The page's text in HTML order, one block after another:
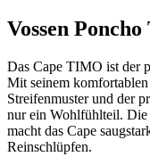
Vossen
Das Cape TIMO ist der
Mit seinem
Streifenmuster und der
nur ein Wohlfühlteil.
macht das Cape
Reinschlüpfen.